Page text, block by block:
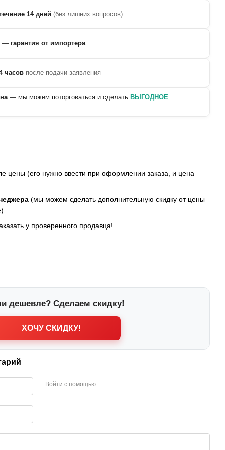
14 дней (без лишних вопросов)
— гарантия от импортера
часов после подачи заявления
— мы можем поторговаться и сделать ВЫГОДНОЕ
цены (его нужно ввести при оформлении заказа, и цена
(мы можем сделать дополнительную скидку от цены
у проверенного продавца!
дешевле? Сделаем скидку!
ХОЧУ СКИДКУ!
Войти с помощью